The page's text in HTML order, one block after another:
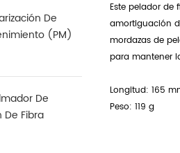
De
(PM)
De
De Fibra
Este pelador
amortiguación
mordazas de
para mantener
Longitud: 165
Peso: 119 g